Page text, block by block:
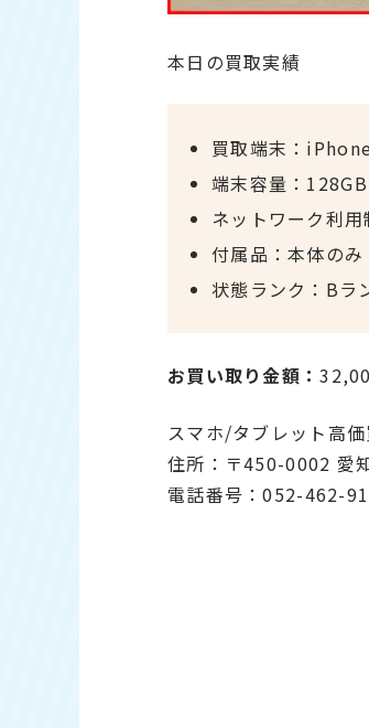
本日の買取実績
買取端末：
端末容量：128GB
ネットワーク利
付属品：本体のみ
状態ランク：Bラ
お買い取り金額：
スマホ/タブレット高
住所：〒450-0002 愛
電話番号：052-462-